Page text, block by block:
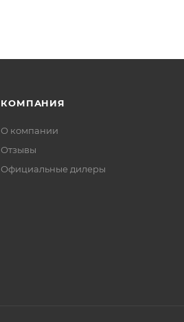
КОМПАНИЯ
О компании
Отзывы
Официальные дилеры